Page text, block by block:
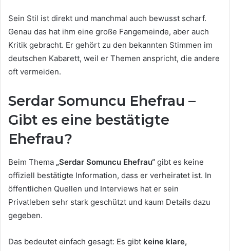
Sein Stil ist direkt und manchmal auch bewusst scharf.
Genau das hat ihm eine große Fangemeinde, aber auch
Kritik gebracht. Er gehört zu den bekannten Stimmen im
deutschen Kabarett, weil er Themen anspricht, die andere
oft vermeiden.
Serdar Somuncu Ehefrau –
Gibt es eine bestätigte
Ehefrau?
Beim Thema „Serdar Somuncu Ehefrau“ gibt es keine
offiziell bestätigte Information, dass er verheiratet ist. In
öffentlichen Quellen und Interviews hat er sein
Privatleben sehr stark geschützt und kaum Details dazu
gegeben.
Das bedeutet einfach gesagt: Es gibt keine klare,